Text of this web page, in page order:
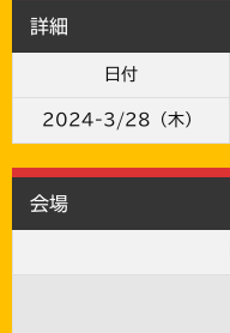
詳細
日付
2024-3/28（木）
会場